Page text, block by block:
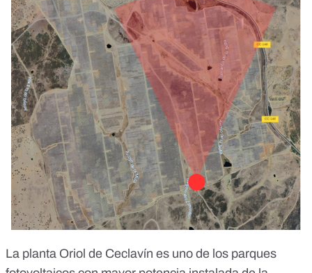
La planta Oriol de Ceclavín es uno de los parques